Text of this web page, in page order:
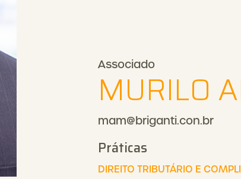
Associado
MURILO
mam@briganti.con.br
Práticas
DIREITO TRIBUTÁRIO E